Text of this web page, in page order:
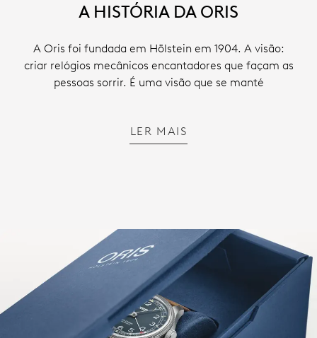
A HISTÓRIA DA ORIS
A Oris foi fundada em Hölstein em 1904. A visão:
criar relógios mecânicos encantadores que façam as
pessoas sorrir. É uma visão que se manté
LER MAIS